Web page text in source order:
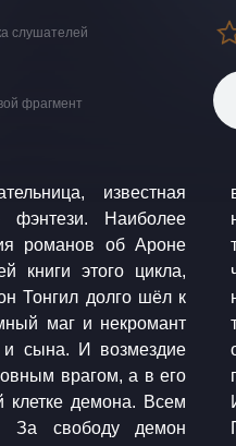
слушателей
фрагмент
известная
фэнтези. Наиболее
романов об Ароне
книги этого цикла,
Тонгил долго шёл к
маг и некромант
и сына. И возмездие
врагом, а в его
клетке демона. Всем
За свободу демон
похитителей благие
уготовил ему
на самом деле, ни то,
его жизни, а
тот, кого считают
наполненном
можно понять,
— в аудиокниге.
студии MDM-Vision
постпродакшн